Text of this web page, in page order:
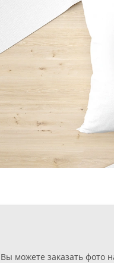
Вы можете заказать фото